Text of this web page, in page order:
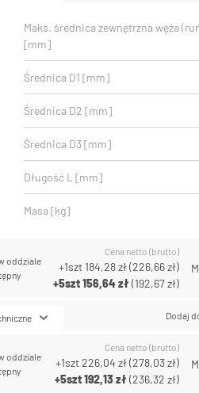
Maks. średnica zewnętrzna węża
[mm]
Średnica D1 [mm]
Średnica D2 [mm]
Średnica D3 [mm]
Długość L [mm]
Masa [kg]
oddziale
Cena netto (brutto)
+1szt 184,28 zł(226,66 zł)
+5szt156,64 zł(192,67 zł)
Dodaj
oddziale
Cena netto (brutto)
+1szt226,04 zł(278,03 zł)
+5szt192,13 zł(236,32 zł)